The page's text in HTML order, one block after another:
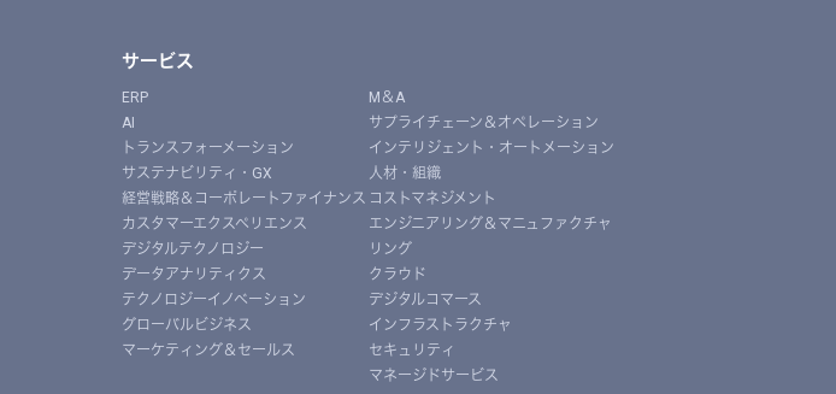
サービス
ERP
AI
トランスフォーメーション
サステナビリティ・GX
経営戦略＆コーポレートファイナンス
カスタマーエクスペリエンス
デジタルテクノロジー
データアナリティクス
テクノロジーイノベーション
グローバルビジネス
マーケティング＆セールス
M＆A
サプライチェーン＆オペレーション
インテリジェント・オートメーション
人材・組織
コストマネジメント
エンジニアリング＆マニュファクチャ
リング
クラウド
デジタルコマース
インフラストラクチャ
セキュリティ
マネージドサービス